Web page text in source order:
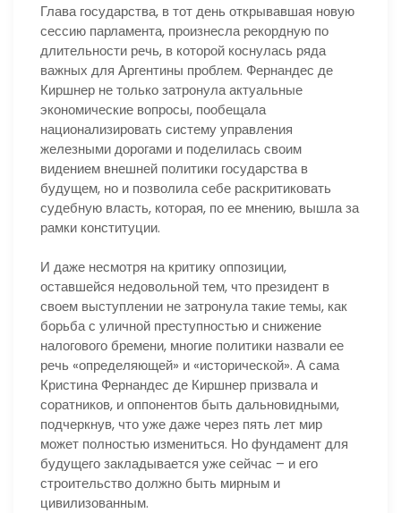
Глава государства, в тот день открывавшая новую
сессию парламента, произнесла рекордную по
длительности речь, в которой коснулась ряда
важных для Аргентины проблем. Фернандес де
Киршнер не только затронула актуальные
экономические вопросы, пообещала
национализировать систему управления
железными дорогами и поделилась своим
видением внешней политики государства в
будущем, но и позволила себе раскритиковать
судебную власть, которая, по ее мнению, вышла за
рамки конституции.
И даже несмотря на критику оппозиции,
оставшейся недовольной тем, что президент в
своем выступлении не затронула такие темы, как
борьба с уличной преступностью и снижение
налогового бремени, многие политики назвали ее
речь «определяющей» и «исторической». А сама
Кристина Фернандес де Киршнер призвала и
соратников, и оппонентов быть дальновидными,
подчеркнув, что уже даже через пять лет мир
может полностью измениться. Но фундамент для
будущего закладывается уже сейчас – и его
строительство должно быть мирным и
цивилизованным.